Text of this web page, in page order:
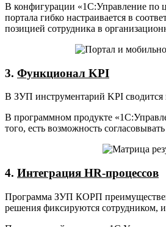
В конфигурации «1С:Управление по
портала гибко настраивается в
позицией сотрудника в
3. Функционал KPI
В ЗУП инструментарий KPI сводится
В программном продукте
того, есть возможность
4. Интеграция HR-процессов
Программа ЗУП КОРП
решения фиксируются сотрудником,